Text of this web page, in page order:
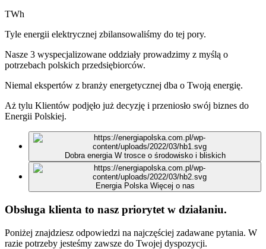
TWh
Tyle energii elektrycznej zbilansowaliśmy do tej pory.
Nasze 3 wyspecjalizowane oddziały prowadzimy z myślą o
potrzebach polskich przedsiębiorców.
Niemal ekspertów z branży energetycznej dba o Twoją energię.
Aż tylu Klientów podjęło już decyzję i przeniosło swój biznes do
Energii Polskiej.
Dobra energia W trosce o środowisko i bliskich
Energia Polska Więcej o nas
Obsługa klienta to nasz priorytet w działaniu.
Poniżej znajdziesz odpowiedzi na najczęściej zadawane pytania. W
razie potrzeby jesteśmy zawsze do Twojej dyspozycji.